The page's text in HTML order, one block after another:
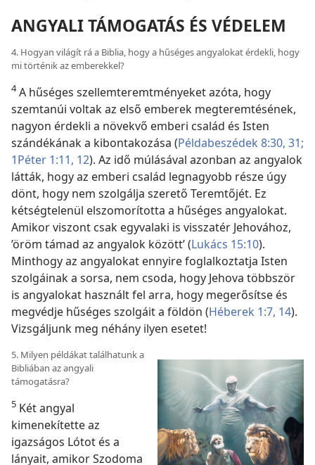
ANGYALI TÁMOGATÁS ÉS VÉDELEM
4. Hogyan világít rá a Biblia, hogy a hűséges angyalokat érdekli, hogy
mi történik az emberekkel?
4A hűséges szellemteremtményeket azóta, hogy
szemtanúi voltak az első emberek megteremtésének,
nagyon érdekli a növekvő emberi család és Isten
szándékának a kibontakozása (Példabeszédek 8:30, 31;
1Péter 1:11, 12). Az idő múlásával azonban az angyalok
látták, hogy az emberi család legnagyobb része úgy
dönt, hogy nem szolgálja szerető Teremtőjét. Ez
kétségtelenül elszomorította a hűséges angyalokat.
Amikor viszont csak egyvalaki is visszatér Jehovához,
’öröm támad az angyalok között’ (Lukács 15:10).
Minthogy az angyalokat ennyire foglalkoztatja Isten
szolgáinak a sorsa, nem csoda, hogy Jehova többször
is angyalokat használt fel arra, hogy megerősítse és
megvédje hűséges szolgáit a földön (Héberek 1:7, 14).
Vizsgáljunk meg néhány ilyen esetet!
5. Milyen példákat találhatunk a
Bibliában az angyali
támogatásra?
5 Két angyal
kimenekítette az
igazságos Lótot és a
lányait, amikor Szodoma